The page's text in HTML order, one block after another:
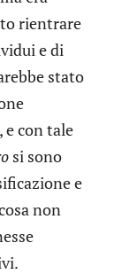
rientrare
e di
stato
con tale
si sono
e
non